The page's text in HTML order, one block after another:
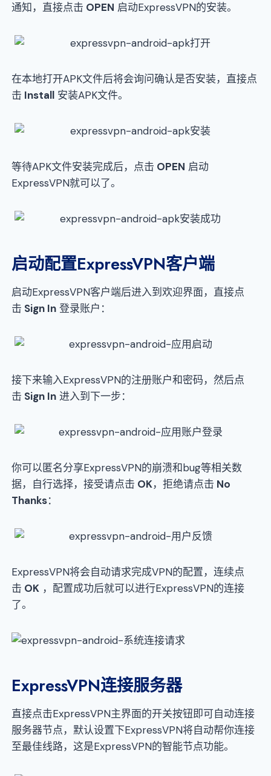
通知，直接点击 OPEN 启动ExpressVPN的安装。
在本地打开APK文件后将会询问确认是否安装，直接点
击 Install 安装APK文件。
等待APK文件安装完成后，点击 OPEN 启动
ExpressVPN就可以了。
启动配置ExpressVPN客户端
启动ExpressVPN客户端后进入到欢迎界面，直接点
击 Sign In 登录账户：
接下来输入ExpressVPN的注册账户和密码，然后点
击 Sign In 进入到下一步：
你可以匿名分享ExpressVPN的崩溃和bug等相关数
据，自行选择，接受请点击 OK，拒绝请点击 No
Thanks：
ExpressVPN将会自动请求完成VPN的配置，连续点
击 OK ，配置成功后就可以进行ExpressVPN的连接
了。
ExpressVPN连接服务器
直接点击ExpressVPN主界面的开关按钮即可自动连接
服务器节点，默认设置下ExpressVPN将自动帮你连接
至最佳线路，这是ExpressVPN的智能节点功能。